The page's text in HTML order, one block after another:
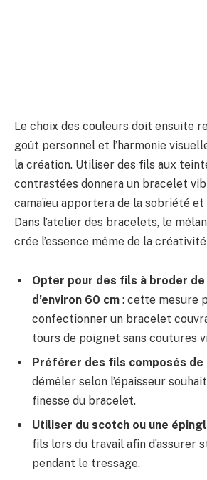
Le choix des couleurs doit ensuite
goût personnel et l’harmonie
la création. Utiliser des fils aux
contrastées donnera un bracelet
camaïeu apportera de la sobriété et
Dans l’atelier des bracelets, le
crée l’essence même de la
Opter pour des fils à broder
d’environ 60 cm : cette mesure
confectionner un bracelet
tours de poignet sans coutures
Préférer des fils composés de
démêler selon l’épaisseur
finesse du bracelet.
Utiliser du scotch ou une
fils lors du travail afin d’assurer
pendant le tressage.